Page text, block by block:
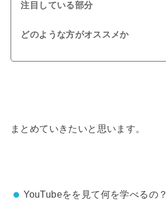
注目している部分
どのような方がオススメか
まとめていきたいと思います。
YouTubeをを見て何を学べるの？